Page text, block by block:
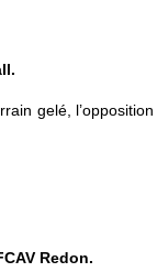
gelé, l’opposition
Redon.